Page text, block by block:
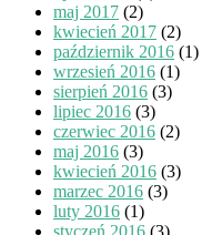
maj 2017 (2)
kwiecień 2017 (2)
październik 2016 (1)
wrzesień 2016 (1)
sierpień 2016 (3)
lipiec 2016 (3)
czerwiec 2016 (2)
maj 2016 (3)
kwiecień 2016 (3)
marzec 2016 (3)
luty 2016 (1)